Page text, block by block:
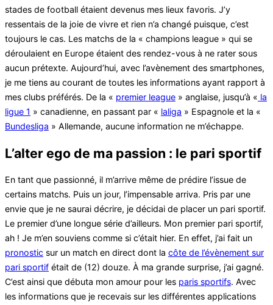
stades de football étaient devenus mes lieux favoris. J’y
ressentais de la joie de vivre et rien n’a changé puisque, c’est
toujours le cas. Les matchs de la « champions league » qui se
déroulaient en Europe étaient des rendez-vous à ne rater sous
aucun prétexte. Aujourd’hui, avec l’avènement des smartphones,
je me tiens au courant de toutes les informations ayant rapport à
mes clubs préférés. De la « premier league » anglaise, jusqu’à « la
ligue 1 » canadienne, en passant par « laliga » Espagnole et la «
Bundesliga » Allemande, aucune information ne m’échappe.
L’alter ego de ma passion : le pari sportif
En tant que passionné, il m’arrive même de prédire l’issue de
certains matchs. Puis un jour, l’impensable arriva. Pris par une
envie que je ne saurai décrire, je décidai de placer un pari sportif.
Le premier d’une longue série d’ailleurs. Mon premier pari sportif,
ah ! Je m’en souviens comme si c’était hier. En effet, j’ai fait un
pronostic sur un match en direct dont la côte de l’évènement sur
pari sportif était de (12) douze. À ma grande surprise, j’ai gagné.
C’est ainsi que débuta mon amour pour les paris sportifs. Avec
les informations que je recevais sur les différentes applications